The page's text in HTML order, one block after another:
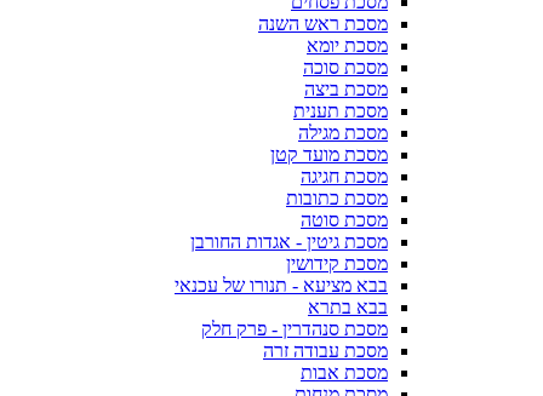
מסכת ראש השנה
מסכת יומא
מסכת סוכה
מסכת ביצה
מסכת תענית
מסכת מגילה
מסכת מועד קטן
מסכת חגיגה
מסכת כתובות
מסכת סוטה
מסכת גיטין - אגדות החורבן
מסכת קידושין
בבא מציעא - תנורו של עכנאי
בבא בתרא
מסכת סנהדרין - פרק חלק
מסכת עבודה זרה
מסכת אבות